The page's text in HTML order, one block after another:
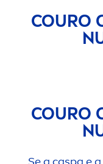
COURO
COURO